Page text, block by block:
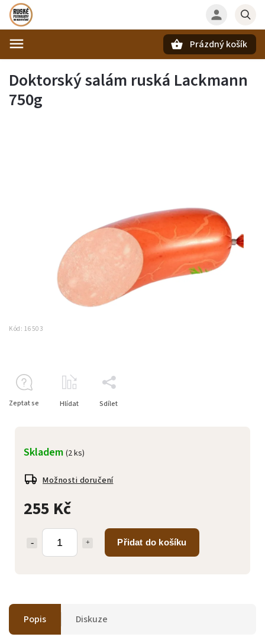
Prázdný košík
Doktorský salám ruská Lackmann
750g
Kód: 16503
255 Kč
Přidat do košíku
Skladem (2 ks)
Možnosti doručení
Zeptat se Hlídat Sdílet
Popis Diskuze